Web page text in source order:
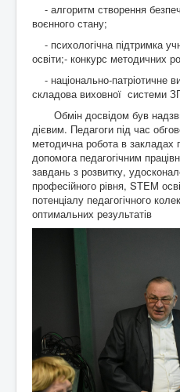
- алгоритм створення
воєнного стану;
- психологічна підтримка
освіти;- конкурс методичних
- національно-патріотичне
складова виховної системи
Обмін досвідом був
дієвим. Педагоги під час
методична робота в закладах
допомога педагогічним
завдань з розвитку,
професійного рівня, STEM
потенціалу педагогічного
оптимальних результатів